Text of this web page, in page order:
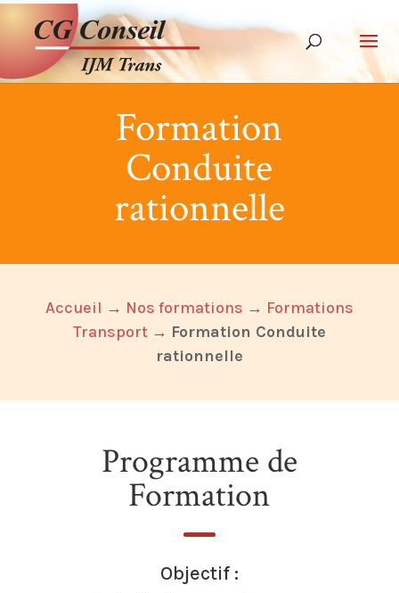
Formation
Conduite
rationnelle
Accueil → Nos formations → Formations
Transport→ Formation Conduite
rationnelle
Programme de
Formation
Objectif :